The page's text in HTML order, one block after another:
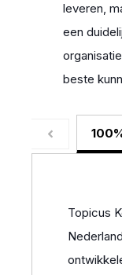
leveren,
een
beste
Topicus